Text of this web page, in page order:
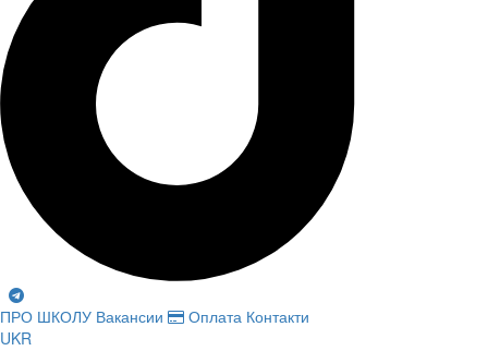
ПРО ШКОЛУ Вакансии Оплата Контакти
UKR